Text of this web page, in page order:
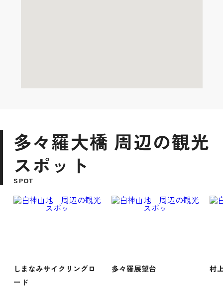
多々羅大橋 周辺の観光
スポット
SPOT
しまなみサイクリングロ
ード
多々羅展望台 村